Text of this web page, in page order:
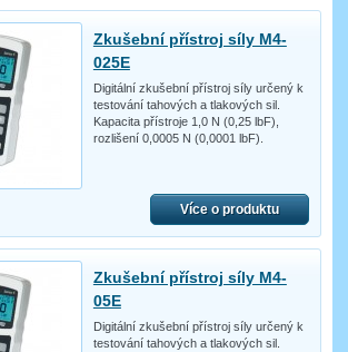
Zkušební přístroj síly M4-
025E
Digitální zkušební přístroj síly určený k
testování tahových a tlakových sil.
Kapacita přístroje 1,0 N (0,25 lbF),
rozlišení 0,0005 N (0,0001 lbF).
Více o produktu
Zkušební přístroj síly M4-
05E
Digitální zkušební přístroj síly určený k
testování tahových a tlakových sil.